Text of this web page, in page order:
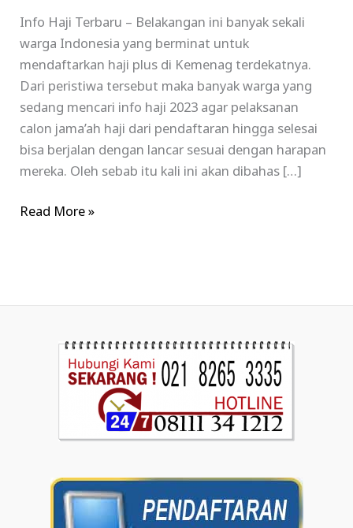
Info Haji Terbaru – Belakangan ini banyak sekali
warga Indonesia yang berminat untuk
mendaftarkan haji plus di Kemenag terdekatnya.
Dari peristiwa tersebut maka banyak warga yang
sedang mencari info haji 2023 agar pelaksanan
calon jama’ah haji dari pendaftaran hingga selesai
bisa berjalan dengan lancar sesuai dengan harapan
mereka. Oleh sebab itu kali ini akan dibahas […]
Read More »